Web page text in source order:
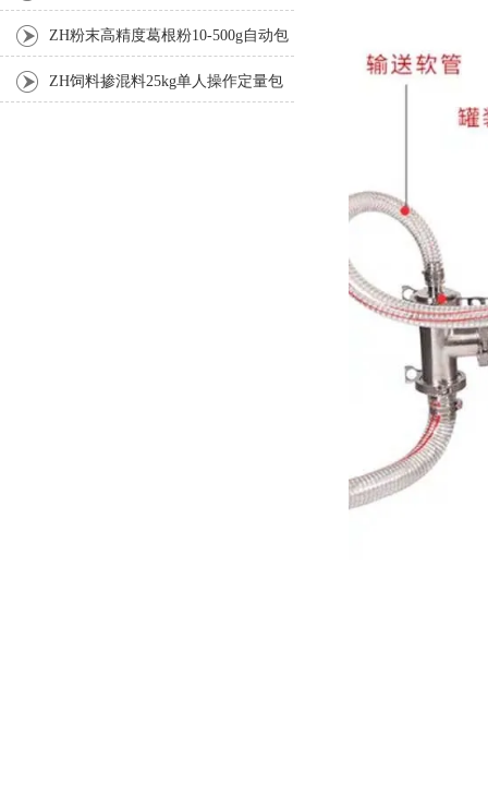
装机 ZH粉末高精度葛根粉10-500g自动包
装机 ZH饲料掺混料25kg单人操作定量包